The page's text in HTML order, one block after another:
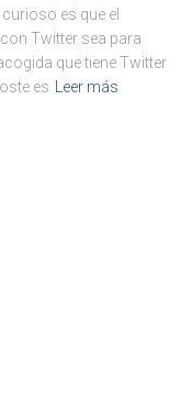
es que el
Twitter sea para
que tiene Twitter
es
Leer más